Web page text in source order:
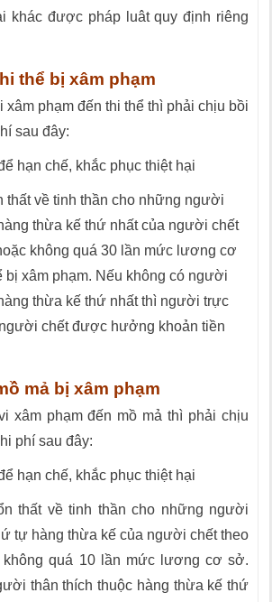
khác được pháp luât quy định riêng
thể bị xâm phạm
xâm phạm đến thi thể thì phải chịu bồi
sau đây:
hạn chế, khắc phục thiệt hại
thất về tinh thần cho những người
thừa kế thứ nhất của người chết
không quá 30 lần mức lương cơ
bị xâm phạm. Nếu không có người
thừa kế thứ nhất thì người trực
chết được hưởng khoản tiền
mả bị xâm phạm
xâm phạm đến mồ mả thì phải chịu
phí sau đây:
hạn chế, khắc phục thiệt hại
thất về tinh thần cho những người
tự hàng thừa kế của người chết theo
không quá 10 lần mức lương cơ sở.
thân thích thuộc hàng thừa kế thứ